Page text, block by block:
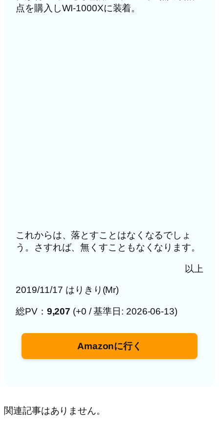
点を購入しWI-1000Xに装着。
これからは、落とすことはなくなるでしょ
う。さすれば、無くすこともなくなります。
以上
2019/11/17 はりきり(Mr)
総PV： 9,207 (+0 / 基準日: 2026-06-13)
Amazonに行く
関連記事はありません。